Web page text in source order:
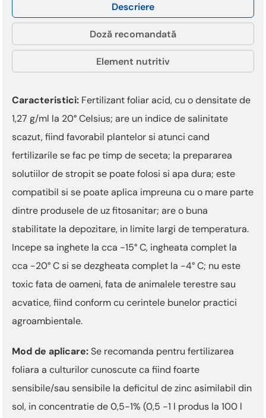
the
screen
reader
and
interact
the
content.
Descriere
Caracteristici: Fertilizant foliar acid, cu o densitate de
1,27 g/ml la 20° Celsius; are un indice de salinitate
scazut, fiind favorabil plantelor si atunci cand
fertilizarile se fac pe timp de seceta; la prepararea
solutiilor de stropit se poate folosi si apa dura; este
compatibil si se poate aplica impreuna cu o mare parte
dintre produsele de uz fitosanitar; are o buna
stabilitate la depozitare, in limite largi de temperatura.
Incepe sa inghete la cca -15° C, ingheata complet la
cca -20° C si se dezgheata complet la -4° C; nu este
toxic fata de oameni, fata de animalele terestre sau
acvatice, fiind conform cu cerintele bunelor practici
agroambientale.
Mod de aplicare:Se recomanda pentru fertilizarea
foliara a culturilor cunoscute ca fiind foarte
sensibile/sau sensibile la deficitul de zinc asimilabil din
sol, in concentratie de 0,5-1% (0,5 -1 l produs la 100 l
Doză recomandată
Element nutritiv